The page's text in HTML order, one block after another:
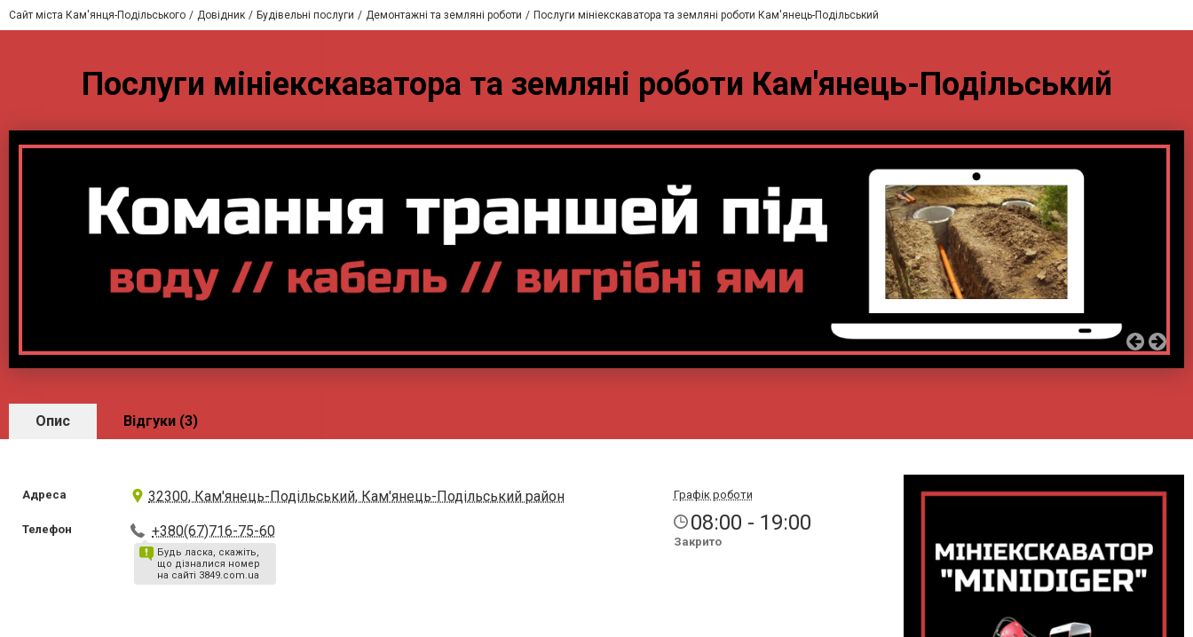
Сайт міста Кам'янця-Подільського Довідник Будівельні послуги Демонтажні та земляні роботи Послуги мініекскаватора та земляні роботи Кам'янець-Подільський
Послуги мініекскаватора та земляні роботи Кам'янець-Подільський
Опис Відгуки (3)
Адреса 32300, Кам'янець-Подільський, Кам'янець-Подільський район
Телефон +380(67)716-75-60
Будь ласка, скажіть,
що дізналися номер
на сайті 3849.com.ua
Графік роботи
08:00 - 19:00
Закрито